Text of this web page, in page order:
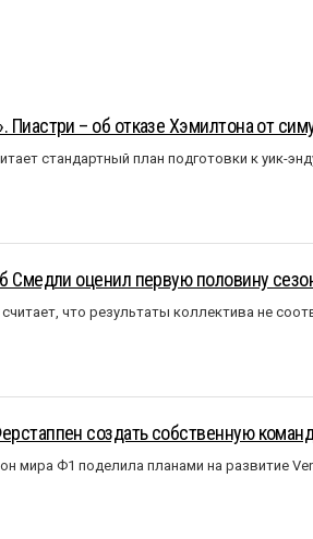
Пиастри – об отказе Хэмилтона от
стандартный план подготовки к уик-
Смедли оценил первую половину
что результаты коллектива не
создать собственную
мира Ф1 поделила планами на развитие